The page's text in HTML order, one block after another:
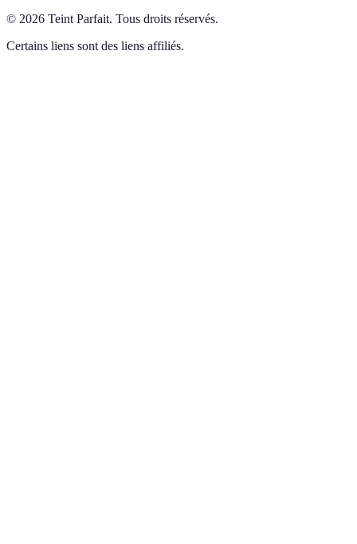
© 2026 Teint Parfait. Tous droits réservés.
Certains liens sont des liens affiliés.